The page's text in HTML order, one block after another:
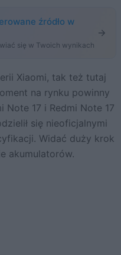
źródło w
się w Twoich wynikach
Xiaomi, tak też tutaj
na rynku powinny
17 i Redmi Note 17
się nieoficjalnymi
Widać duży krok
akumulatorów.